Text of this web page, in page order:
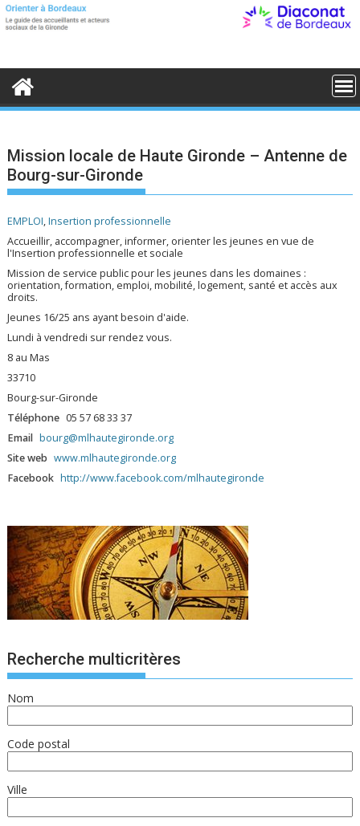
S
t
o
Mission locale de Haute Gironde – Antenne de
Bourg-sur-Gironde
EMPLOI,Insertion professionnelle
Accueillir, accompagner, informer, orienter les jeunes en vue de
l'Insertion professionnelle et sociale
Mission de service public pour les jeunes dans les domaines :
orientation, formation, emploi, mobilité, logement, santé et accès aux
droits.
Jeunes 16/25 ans ayant besoin d'aide.
Lundi à vendredi sur rendez vous.
8 au Mas
33710
Bourg-sur-Gironde
Téléphone 05 57 68 33 37
Email bourg@mlhautegironde.org
Site web www.mlhautegironde.org
Facebook http://www.facebook.com/mlhautegironde
Recherche multicritères
Nom
Code postal
Ville